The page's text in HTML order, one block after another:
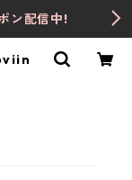
ン配信中!